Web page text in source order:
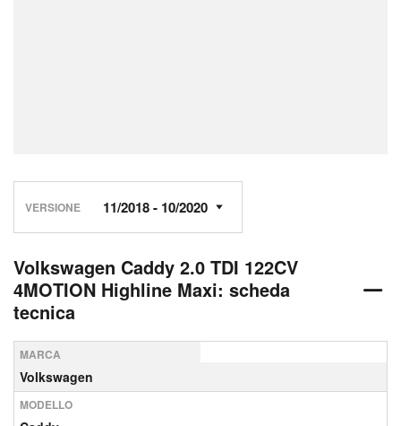
VERSIONE
Volkswagen Caddy 2.0 TDI 122CV
4MOTION Highline Maxi: scheda
tecnica
MARCA
Volkswagen
MODELLO